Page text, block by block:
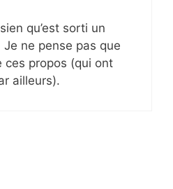
qu’est sorti un
ne pense pas que
ces propos (qui ont
ailleurs).